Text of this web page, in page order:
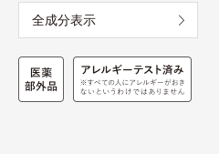
全成分表示